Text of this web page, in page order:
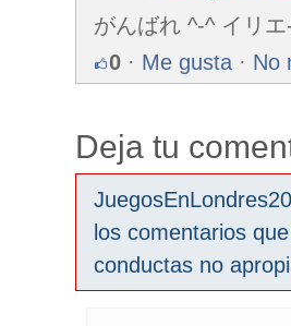
がんばれ ^-^ イリ
0 · Me gusta · No
Deja tu
los comentarios
conductas no